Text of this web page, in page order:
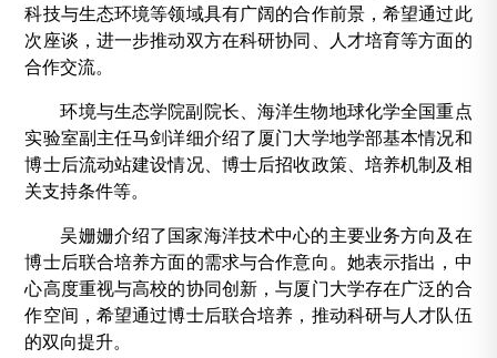
科技与生态环境等领域具有广阔的合作前景，希望通过此
次座谈，进一步推动双方在科研协同、人才培育等方面的
合作交流。
环境与生态学院副院长、海洋生物地球化学全国重点
实验室副主任马剑详细介绍了厦门大学地学部基本情况和
博士后流动站建设情况、博士后招收政策、培养机制及相
关支持条件等。
吴姗姗介绍了国家海洋技术中心的主要业务方向及在
博士后联合培养方面的需求与合作意向。她表示指出，中
心高度重视与高校的协同创新，与厦门大学存在广泛的合
作空间，希望通过博士后联合培养，推动科研与人才队伍
的双向提升。